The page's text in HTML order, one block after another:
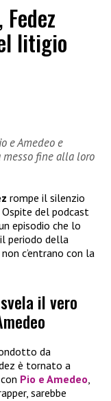
litigio
e Amedeo e
messo fine alla loro
rompe il silenzio
Ospite del podcast
episodio che lo
periodo della
c’entrano con la
il vero
da
è tornato a
con Pio e Amedeo
sarebbe